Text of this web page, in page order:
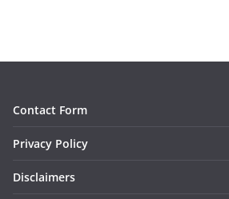
Contact Form
Privacy Policy
Disclaimers